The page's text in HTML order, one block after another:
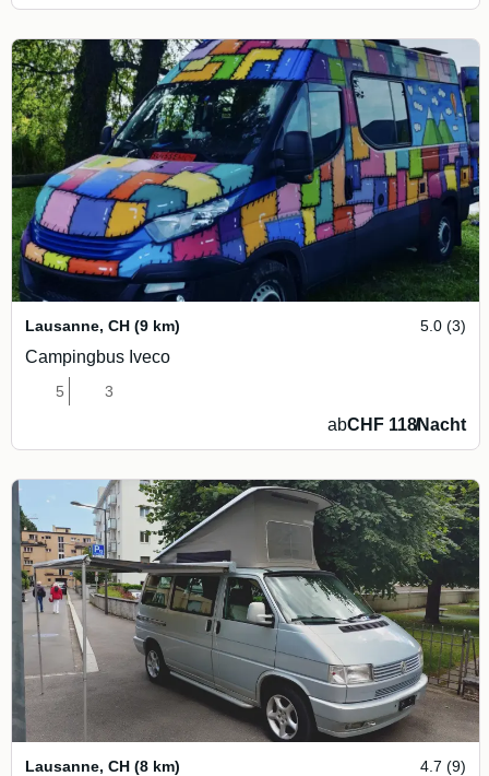
Lausanne, CH (9 km) 5.0 (3)
Campingbus Iveco
5 3
abCHF 118/Nacht
Lausanne, CH (8 km) 4.7 (9)